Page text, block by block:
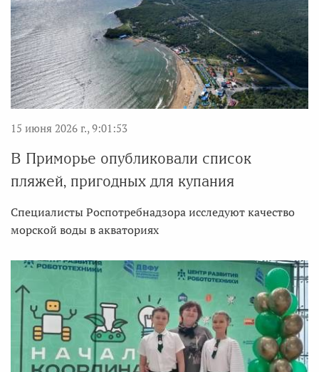
15 июня 2026 г., 9:01:53
В Приморье опубликовали список
пляжей, пригодных для купания
Специалисты Роспотребнадзора исследуют качество
морской воды в акваториях